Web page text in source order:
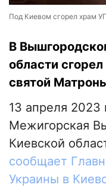
Под Киевом сгорел храм
В
области
святой
13 апреля 2023
Межигорская
Киевской
сообщает
Украины в